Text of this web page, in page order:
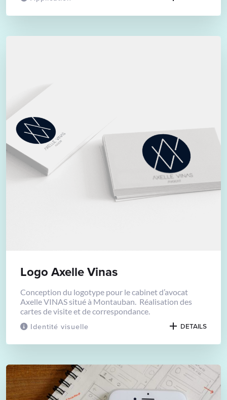
Identité visuelle
Logo Axelle Vinas
Conception du logotype pour le cabinet d’avocat
Axelle VINAS situé à Montauban. Réalisation des
cartes de visite et de correspondance.
DETAILS